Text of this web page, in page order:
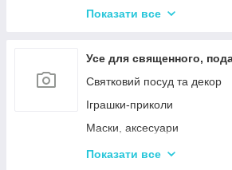
Дитячі парасольки
Показати все
Усе для священного,
Святковий посуд та декор
Іграшки-приколи
Маски, аксесуари
Повітряні кульки
Показати все